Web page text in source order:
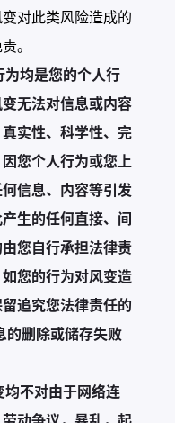
对此类风险造成的
。
均是您的个人行
无法对信息或内容
实性、科学性、完
您个人行为或您上
信息、内容等引发
生的任何直接、间
您自行承担法律责
您的行为对风变造
追究您法律责任的
的删除或储存失败
不对由于网络连